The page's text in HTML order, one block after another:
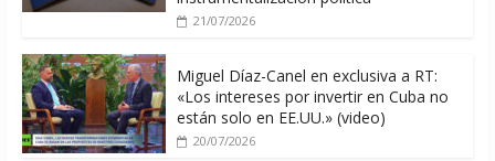
21/07/2026
Miguel Díaz-Canel en exclusiva a RT:
«Los intereses por invertir en Cuba no
están solo en EE.UU.» (video)
20/07/2026